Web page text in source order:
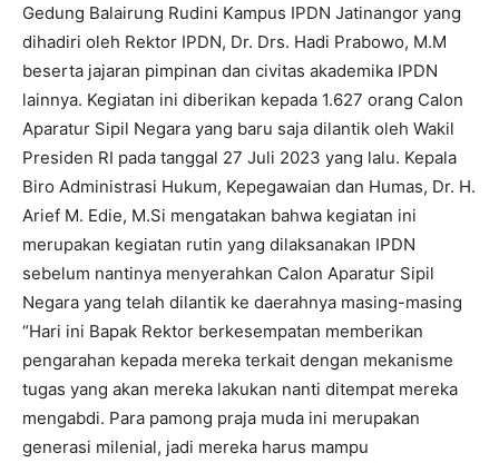
Gedung Balairung Rudini Kampus IPDN Jatinangor yang
dihadiri oleh Rektor IPDN, Dr. Drs. Hadi Prabowo, M.M
beserta jajaran pimpinan dan civitas akademika IPDN
lainnya. Kegiatan ini diberikan kepada 1.627 orang Calon
Aparatur Sipil Negara yang baru saja dilantik oleh Wakil
Presiden RI pada tanggal 27 Juli 2023 yang lalu. Kepala
Biro Administrasi Hukum, Kepegawaian dan Humas, Dr. H.
Arief M. Edie, M.Si mengatakan bahwa kegiatan ini
merupakan kegiatan rutin yang dilaksanakan IPDN
sebelum nantinya menyerahkan Calon Aparatur Sipil
Negara yang telah dilantik ke daerahnya masing-masing
“Hari ini Bapak Rektor berkesempatan memberikan
pengarahan kepada mereka terkait dengan mekanisme
tugas yang akan mereka lakukan nanti ditempat mereka
mengabdi. Para pamong praja muda ini merupakan
generasi milenial, jadi mereka harus mampu